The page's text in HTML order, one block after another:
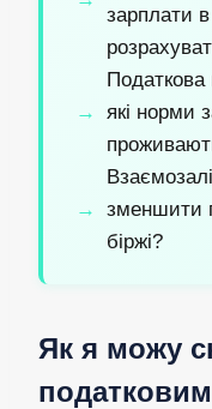
зарплати
Податкова
які норми
зменшити
біржі?
Як я можу